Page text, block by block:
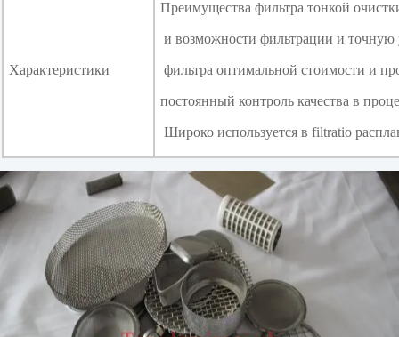
Характеристики
Преимущества фильтра тонкой
и возможности фильтрации и точную
фильтра оптимальной стоимости и
постоянный контроль качества в
Широко используется в filtratio